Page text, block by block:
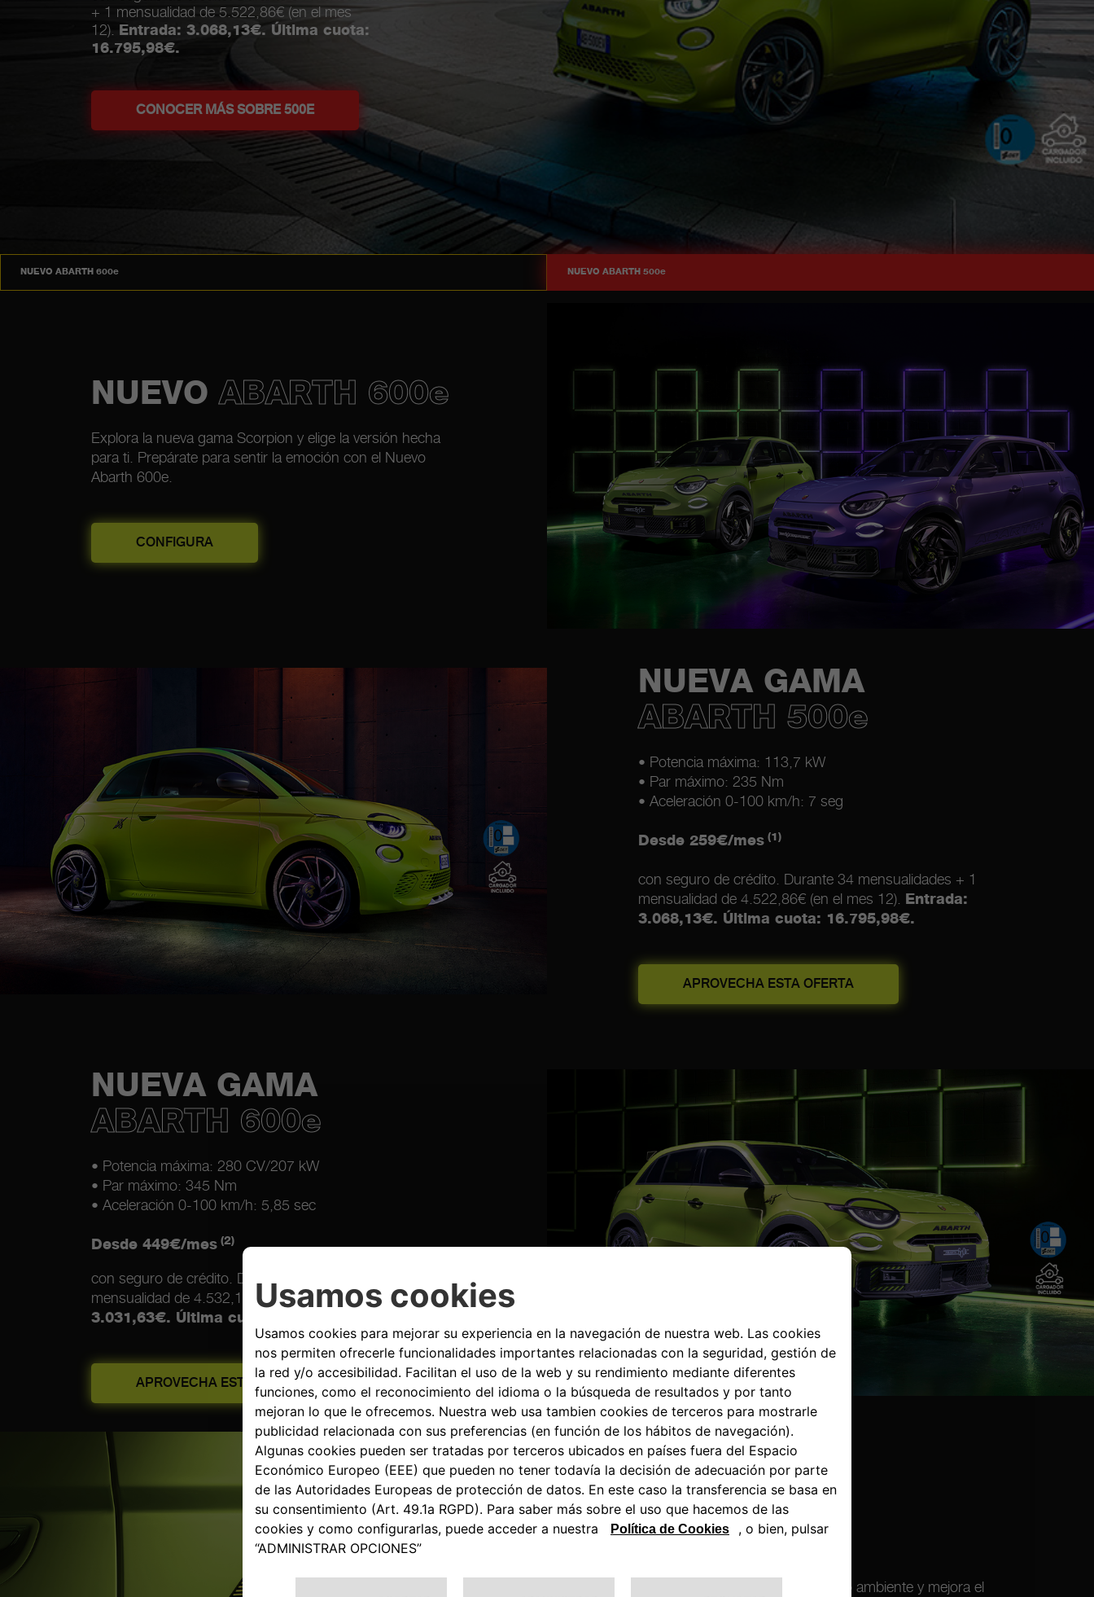
POTENTE
DE LA HISTORIA
DESCUBRE MÁS
NUEVO ABARTH 600e NUEVO ABARTH 500e
NUEVOABARTH 600e
Explora la nueva gama Scorpion y elige la versión hecha
para ti. Prepárate para sentir la emoción con el Nuevo
Abarth 600e.
CONFIGURA
NUEVA GAMA
ABARTH 500e
• Potencia máxima: 113,7 kW
• Par máximo: 235 Nm
• Aceleración 0-100 km/h: 7 seg
Desde 259€/mes (1)
con seguro de crédito. Durante 34 mensualidades + 1
mensualidad de 4.522,86€ (en el mes 12). Entrada:
3.068,13€. Última cuota: 16.795,98€.
APROVECHA ESTA OFERTA
NUEVA GAMA
ABARTH 600e
• Potencia máxima: 280 CV/207 kW
• Par máximo: 345 Nm
• Aceleración 0-100 km/h: 5,85 sec
Desde 449€/mes (2)
con seguro de crédito. Durante 34 mensualidades + 1
mensualidad de 4.532,11€ (en el mes 12).Entrada:
3.031,63€. Última cuota: 22.480,80€.
APROVECHA ESTA OFERTA
MOVILIDAD
ELÉCTRICA
Una elección que respeta el medio ambiente y mejora el